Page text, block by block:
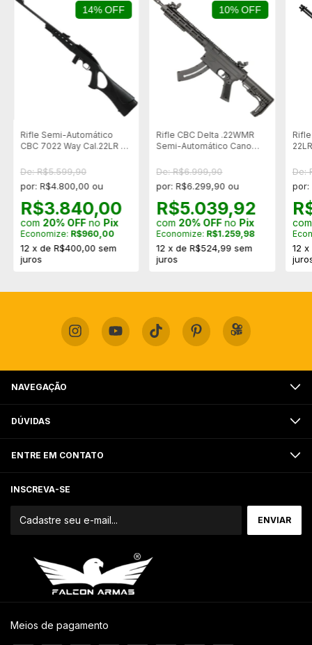
14% OFF
Rifle Semi-Automático
CBC 7022 Way Cal.22LR -
Oxidado
De: R$5.599,90
por: R$4.800,00 ou
R$3.840,00
com 20% OFFno Pix
Economize: R$960,00
12 x de R$400,00 sem
juros
10% OFF
Rifle CBC Delta .22WMR
Semi-Automático Cano
De: R$6.999,90
por: R$6.299,90 ou
R$5.039,92
com 20% OFFno Pix
Economize: R$1.259,98
12 xdeR$524,99 sem
juros
De:
por:
12 x
NAVEGAÇÃO
DÚVIDAS
ENTRE EM CONTATO
INSCREVA-SE
Meios de pagamento